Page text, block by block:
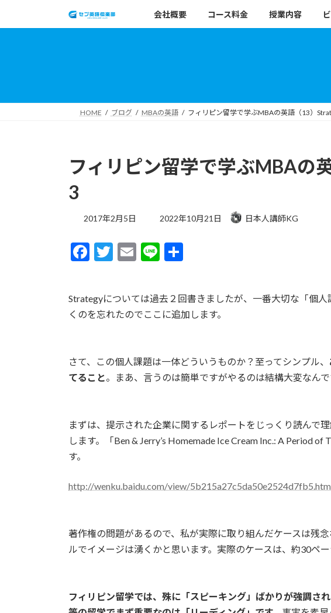
キ
に
会社概要 コース料金 授業内容
HOME ブログ MBAの英語 フィリピン留学で学ぶMBAの英語（13）
フィリピン留学で学ぶMBAの
3
2017年2月5日
最
日
2022年10月21日 日本人講師KG
F
b
o
k
T
er
E
l
Li
e
Strategyについては過去２回書きましたが、一番大切な「個
くのを忘れたのでここに追加します。
さて、この個人課題は一体どういうものか？至ってシンプル、
てること 。まあ、言うのは簡単ですがやるのは結構大変なんで
まずは、提示された企業に関するレポートをじっくり読んで
します。「Ben & Jerry’s Homemade Ice Cream Inc.: A Period
す。
http://wenku.baidu.com/view/
著作権の問題があるので、私が実際に取り組んだケースは残
ルでイメージは湧くかと思います。実際のケースは、約30ペー
フィリピン留学では、殊に「スピーキング」ばかりが強調さ